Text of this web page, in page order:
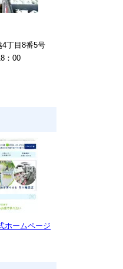
丁目8番5号
：00
ームページ